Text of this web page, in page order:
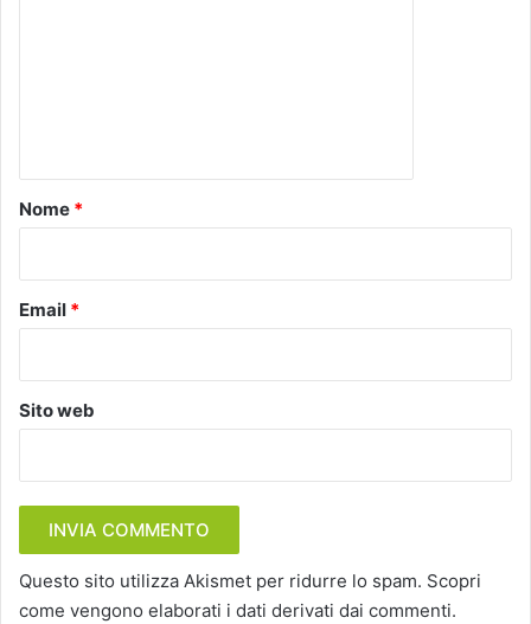
o
Nome *
Email *
Sito web
Questo sito utilizza Akismet per ridurre lo spam. Scopri
come vengono elaborati i dati derivati dai commenti.